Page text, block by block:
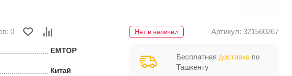
0
EMTOP
Китай
Нет в наличии Артикул: 321560267
Бесплатная доставкапо
Ташкенту